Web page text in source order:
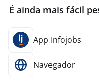
É ainda mais fácil
App Infojobs
Navegador